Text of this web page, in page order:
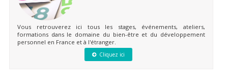
Vous retrouverez ici tous les stages, événements, ateliers,
formations dans le domaine du bien-être et du développement
personnel en France et à l'étranger.
Cliquez ici